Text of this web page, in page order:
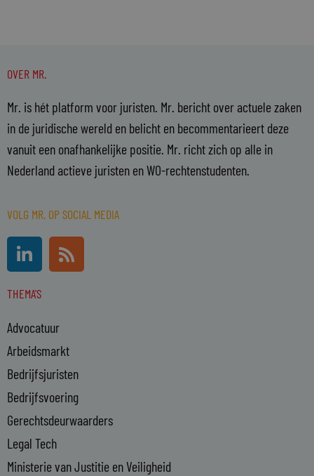
OVER MR.
Mr. is hét platform voor juristen. Mr. bericht over actuele zaken
in de juridische wereld en belicht en becommentarieert deze
vanuit een onafhankelijke positie. Mr. richt zich op alle in
Nederland actieve juristen en WO-rechtenstudenten.
VOLG MR. OP SOCIAL MEDIA
i
k
d
i
n
-
i
n
R
s
THEMA'S
Advocatuur
Arbeidsmarkt
Bedrijfsjuristen
Bedrijfsvoering
Gerechtsdeurwaarders
Legal Tech
Ministerie van Justitie en Veiligheid